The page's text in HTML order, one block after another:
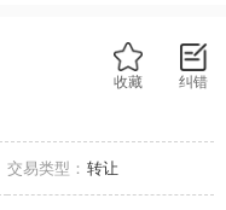
纠错
收藏
交易类型： 转让